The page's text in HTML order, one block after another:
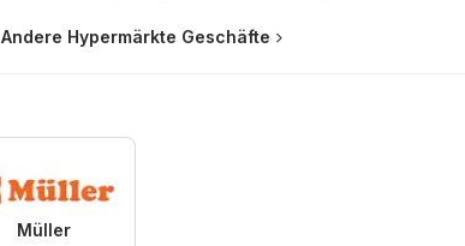
Andere Hypermärkte Geschäfte
Müller